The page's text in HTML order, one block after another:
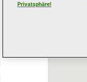
Privatsphäre!